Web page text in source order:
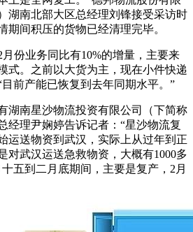
湖南北部大区总经理刘锋接受采访时
期间积压的货物已经清理完毕。
份业务同比有10%的增量，主要来
式。之前以大货为主，现在小件快递
前产能已恢复到去年同期水平。”
湖南星沙物流投资有限公司（下简称
经理尹娴婷告诉记者：“星沙物流复
运送物资到武汉，实际上从过年到正
对武汉运送急救物资，大概有1000多
五到二月底期间，主要是复产，2月